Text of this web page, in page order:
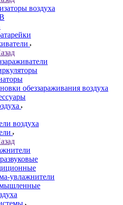
воздуха
обеззараживания воздуха
воздуха
увлажнители